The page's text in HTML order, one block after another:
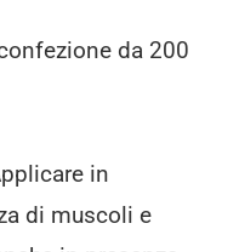
da 200
in
di muscoli e